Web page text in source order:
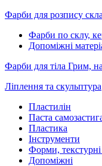
Фарби для розпису
Фарби по склу,
Допоміжні
Фарби для тіла Грим,
Ліплення та скульптура
Пластилін
Паста
Пластика
Інструменти
Форми,
Допоміжні